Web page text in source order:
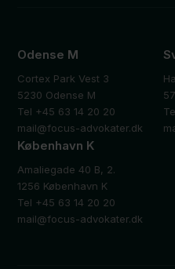
Odense M
Cortex Park Vest 3
5230 Odense M
Tel +45 63 14 20 20
mail@focus-advokater.dk
København K
Amaliegade 40 B, 2.
1256 København K
Tel +45 63 14 20 20
mail@focus-advokater.dk